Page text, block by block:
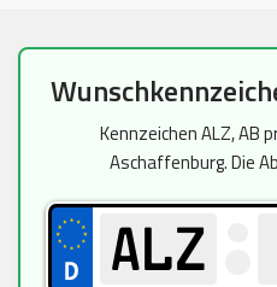
Zum
Inhalt
Kennzeichen ALZ, AB
Aschaffenburg. Die